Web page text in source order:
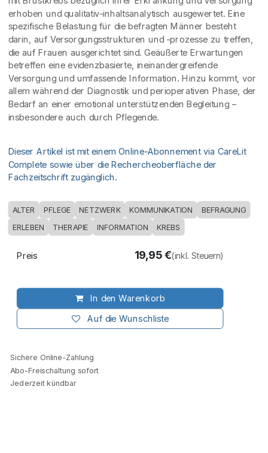
erhoben und qualitativ-inhaltsanalytisch ausgewertet. Eine
spezifische Belastung für die befragten Männer besteht
darin, auf Versorgungsstrukturen und -prozesse zu treffen,
die auf Frauen ausgerichtet sind. Geäußerte Erwartungen
betreffen eine evidenzbasierte, ineinandergreifende
Versorgung und umfassende Information. Hinzu kommt, vor
allem während der Diagnostik und perioperativen Phase, der
Bedarf an einer emotional unterstützenden Begleitung –
insbesondere auch durch Pflegende.
Dieser Artikel ist mit einem Online-Abonnement via CareLit
Complete sowie über die Rechercheoberfläche der
Fachzeitschrift zugänglich.
ALTER PFLEGE NETZWERK KOMMUNIKATION BEFRAGUNG
ERLEBEN THERAPIE INFORMATION KREBS
In den Warenkorb
Auf die Wunschliste
Preis 19,95€(inkl. Steuern)
Sichere Online-Zahlung
Abo-Freischaltung sofort
Jederzeit kündbar